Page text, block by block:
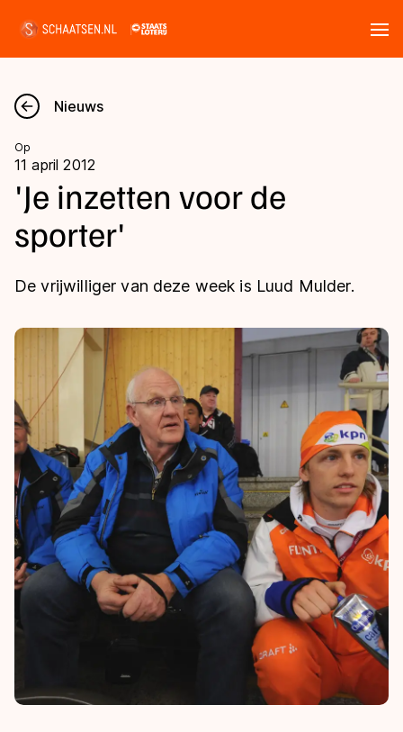
Nieuws
Kalender
Disciplines
Shorttrack
Inlineskaten
Kunstschaatsen
Schoonrijden
Natuurijs
Uitslagen
Langebaan
Shorttrack
Marathon
Inlineskaten
Kunstschaatsen
Tijden & historie
Ranglijsten Langebaan
Persoonlijke records & tijden
Historie & statistiek
De weg op
Inschrijven wedstrijden
Algemene Nederlandse Schaatstijd
Deze zomer de weg op
Waar kan ik schaatsen en skaten?
Schaatsfans
Alles voor jou als schaatsfan
Evenementen
Tickets
Livestreams
Olympische Spelen
Olympische Spelen
Medaille overzicht
Medaillespiegel
Van Jong tot Goud verhalen
Nieuws
Op
11 april 2012
'Je inzetten voor de
sporter'
De vrijwilliger van deze week is Luud Mulder.